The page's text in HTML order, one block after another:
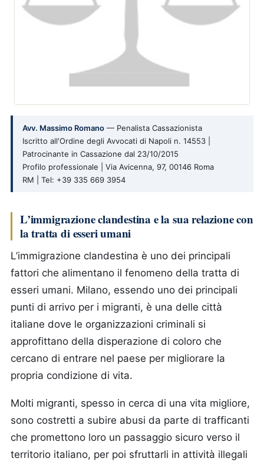
Avv. Massimo Romano — Penalista Cassazionista
Iscritto all'Ordine degli Avvocati di Napoli n. 14553 |
Patrocinante in Cassazione dal 23/10/2015
Profilo professionale | Via Avicenna, 97, 00146 Roma
RM | Tel: +39 335 669 3954
L’immigrazione clandestina e la sua relazione con
la tratta di esseri umani
L’immigrazione clandestina è uno dei principali
fattori che alimentano il fenomeno della tratta di
esseri umani. Milano, essendo uno dei principali
punti di arrivo per i migranti, è una delle città
italiane dove le organizzazioni criminali si
approfittano della disperazione di coloro che
cercano di entrare nel paese per migliorare la
propria condizione di vita.
Molti migranti, spesso in cerca di una vita migliore,
sono costretti a subire abusi da parte di trafficanti
che promettono loro un passaggio sicuro verso il
territorio italiano, per poi sfruttarli in attività illegali